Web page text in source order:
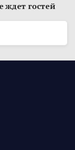
ждет гостей